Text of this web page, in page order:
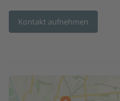
Kontakt aufnehmen